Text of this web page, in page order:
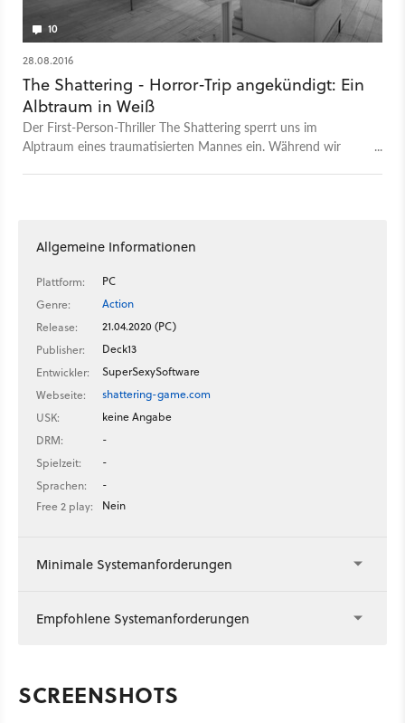
10
28.08.2016
The Shattering - Horror-Trip angekündigt: Ein
Albtraum in Weiß
Der First-Person-Thriller The Shattering sperrt uns im
Alptraum eines traumatisierten Mannes ein. Während wir
Allgemeine Informationen
Plattform:
PC
Genre:
Action
Release:
21.04.2020 (PC)
Publisher:
Deck13
Entwickler:
SuperSexySoftware
Webseite:
shattering-game.com
USK:
keine Angabe
DRM:
-
Spielzeit:
-
Sprachen:
-
Free 2 play:
Nein
Minimale Systemanforderungen
Empfohlene Systemanforderungen
SCREENSHOTS